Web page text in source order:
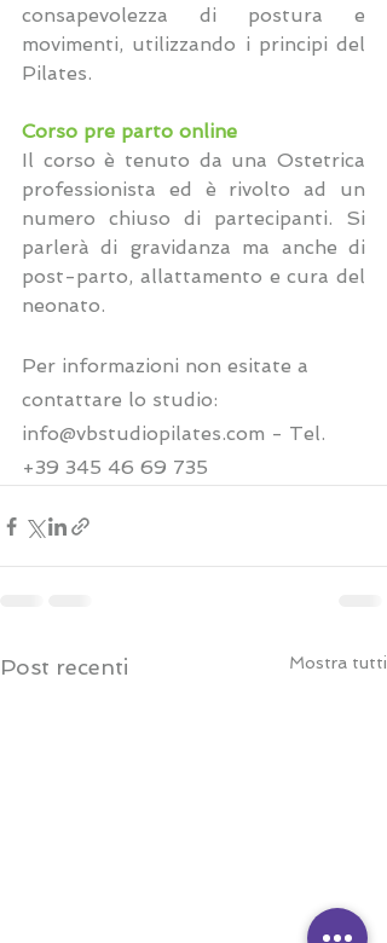
consapevolezza di postura e
movimenti, utilizzando i principi del
Pilates.
Corso pre parto online
Il corso è tenuto da una Ostetrica
professionista ed è rivolto ad un
numero chiuso di partecipanti. Si
parlerà di gravidanza ma anche di
post-parto, allattamento e cura del
neonato.
Per informazioni non esitate a
contattare lo studio:
info@vbstudiopilates.com - Tel.
+39 345 46 69 735
Post recenti Mostra tutti